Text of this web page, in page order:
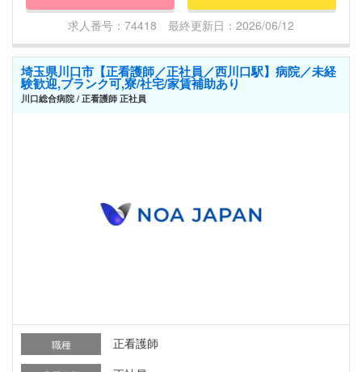
求人番号：74418 最終更新日：2026/06/12
埼玉県川口市【正看護師／正社員／西川口駅】病院／未経
験歓迎,ブランク可,寮/社宅/家賃補助あり
川口総合病院 / 正看護師 正社員
職種 正看護師